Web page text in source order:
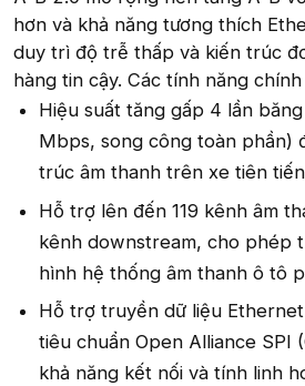
hơn và khả năng tương thích
duy trì độ trễ thấp và kiến trúc
hàng tin cậy. Các tính năng
Hiệu suất tăng gấp 4 lần
Mbps, song công toàn phần)
trúc âm thanh trên xe tiên
Hỗ trợ lên đến 119 kênh âm
kênh downstream, cho phép
hình hệ thống âm thanh ô tô
Hỗ trợ truyền dữ liệu
tiêu chuẩn Open Alliance SPI
khả năng kết nối và tính linh